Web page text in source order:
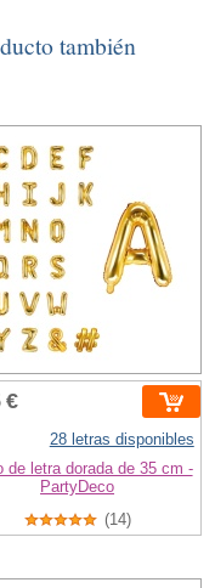
también
€
28 letras disponibles
de letra dorada de 35 cm -
PartyDeco
(14)